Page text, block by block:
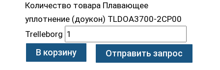
Количество товара Плавающее
уплотнение (доукон) TLDOA3700-2CP00
Trelleborg
В корзину Отправить запрос